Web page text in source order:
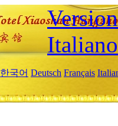
Italiano
한국어 Deutsch Français